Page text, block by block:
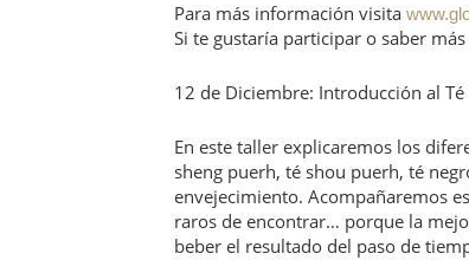
Para más información visita
Si te gustaría participar o saber
12 de Diciembre: Introducción al
En este taller explicaremos los
sheng puerh, té shou puerh, té
envejecimiento. Acompañaremos
raros de encontrar… porque la
beber el resultado del paso de